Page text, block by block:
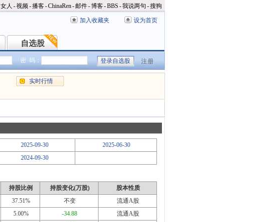
女人 -视频-播客-ChinaRen-邮件-博客-BBS -我说两句 -搜狗
加入收藏夹 设为首页
自选股
自选股
密 码： 注册
实时行情
2025-09-30
2025-06-30
2024-09-30
持股比例 持股变化(万股)
股本性质
37.51% 不变
流通A股
5.00% -34.88
流通A股